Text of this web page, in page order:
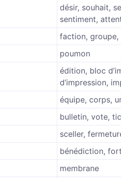
désir, souhait,
sentiment,
faction,
poumon
édition, bloc
d’impression,
équipe, corps,
bulletin, vote,
sceller,
bénédiction,
membrane